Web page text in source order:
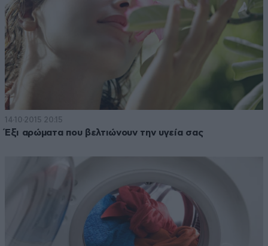
14·10·2015 20:15
Έξι αρώματα που βελτιώνουν την υγεία σας